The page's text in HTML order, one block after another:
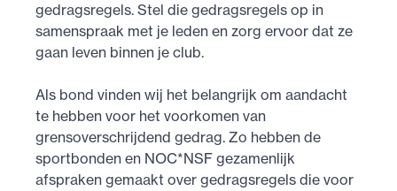
gedragsregels. Stel die gedragsregels op in
samenspraak met je leden en zorg ervoor dat ze
gaan leven binnen je club.
Als bond vinden wij het belangrijk om aandacht
te hebben voor het voorkomen van
grensoverschrijdend gedrag. Zo hebben de
sportbonden en NOC*NSF gezamenlijk
afspraken gemaakt over gedragsregels die voor